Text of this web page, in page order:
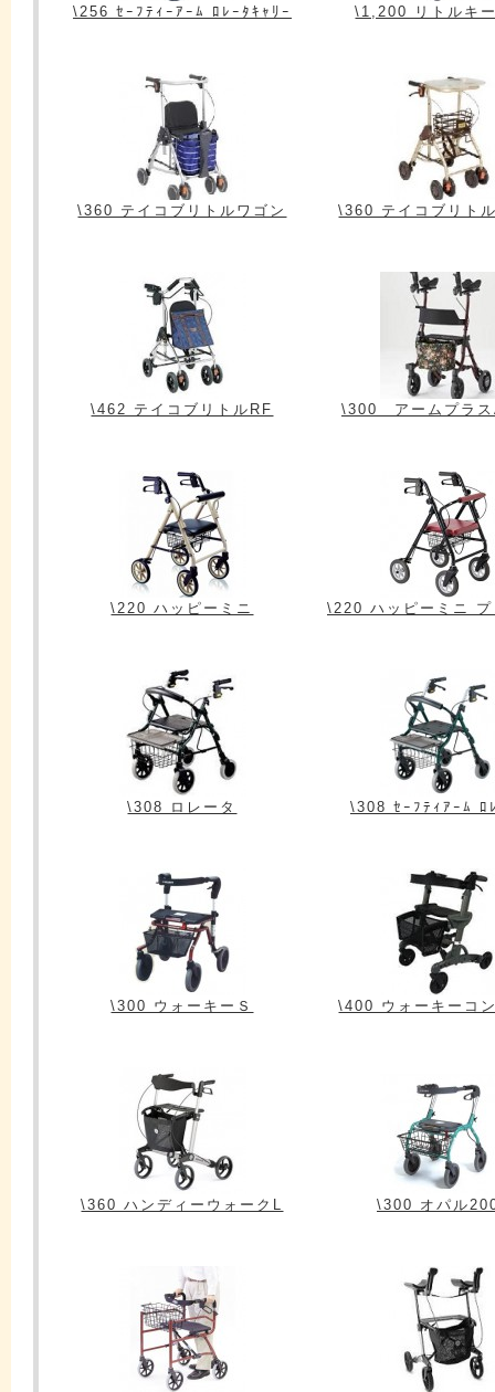
\256 ｾｰﾌﾃｨｰｱｰﾑ ﾛﾚｰﾀｷｬﾘｰ \1,200 リトルキ
\360 テイコブリトルワゴン \360 テイコブリト
\462 テイコブリトルRF \300 アームプラ
\220 ハッピーミニ \220 ハッピーミニ プ
\308 ロレータ \308 ｾｰﾌﾃｨｱｰﾑ
\300 ウォーキーＳ \400 ウォーキーコ
\360 ハンディーウォークL \300 オパル